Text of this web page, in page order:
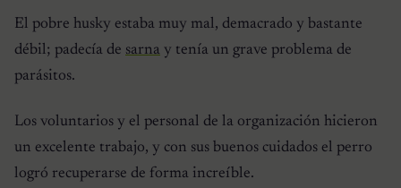
El pobre husky estaba muy mal, demacrado y bastante
débil; padecía de sarna y tenía un grave problema de
parásitos.
Los voluntarios y el personal de la organización hicieron
un excelente trabajo, y con sus buenos cuidados el perro
logró recuperarse de forma increíble.